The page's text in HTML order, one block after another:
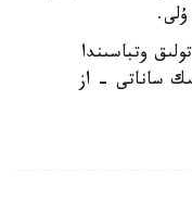
ۇلى.
وتباسىندا
ساناتى - از